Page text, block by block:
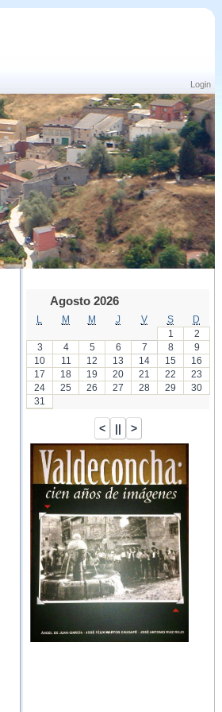
Login
Agosto 2026
M M J V S
D
1
2
3
4 5 6 7 8
9
10
11 12 13 14 15
16
17
18 19 20 21 22
23
24
25 26 27 28 29
30
31